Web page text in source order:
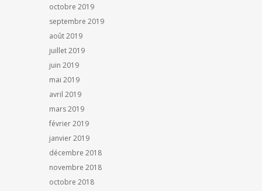
octobre 2019
septembre 2019
août 2019
juillet 2019
juin 2019
mai 2019
avril 2019
mars 2019
février 2019
janvier 2019
décembre 2018
novembre 2018
octobre 2018